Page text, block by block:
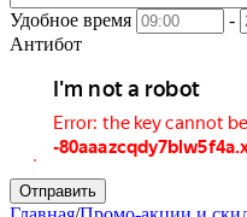
Удобное время
-
Антибот
Отправить